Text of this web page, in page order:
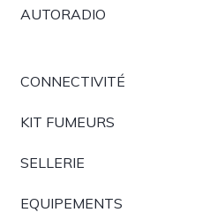
AUTORADIO
CONNECTIVITÉ
KIT FUMEURS
SELLERIE
EQUIPEMENTS